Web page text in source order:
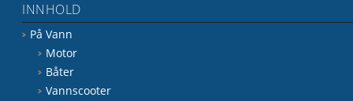
INNHOLD
På Vann
Motor
Båter
Vannscooter